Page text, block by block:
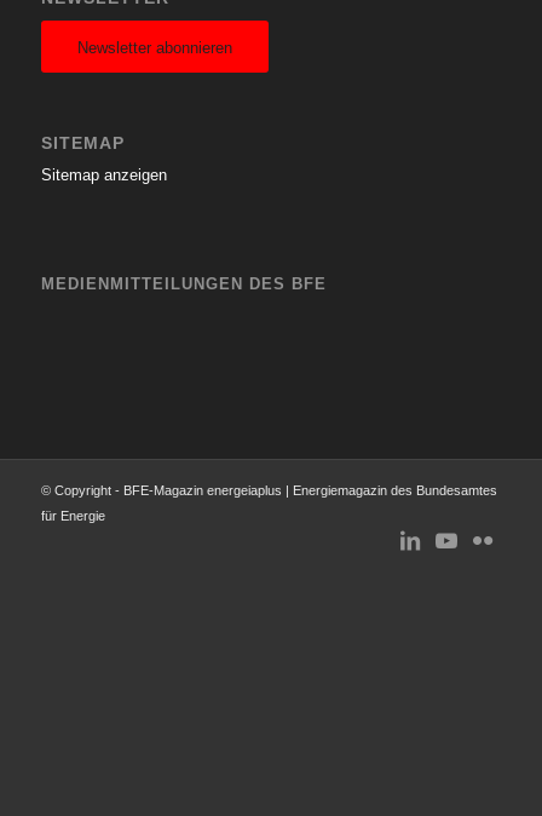
Newsletter abonnieren
SITEMAP
Sitemap anzeigen
MEDIENMITTEILUNGEN DES BFE
© Copyright - BFE-Magazin energeiaplus | Energiemagazin des Bundesamtes
für Energie